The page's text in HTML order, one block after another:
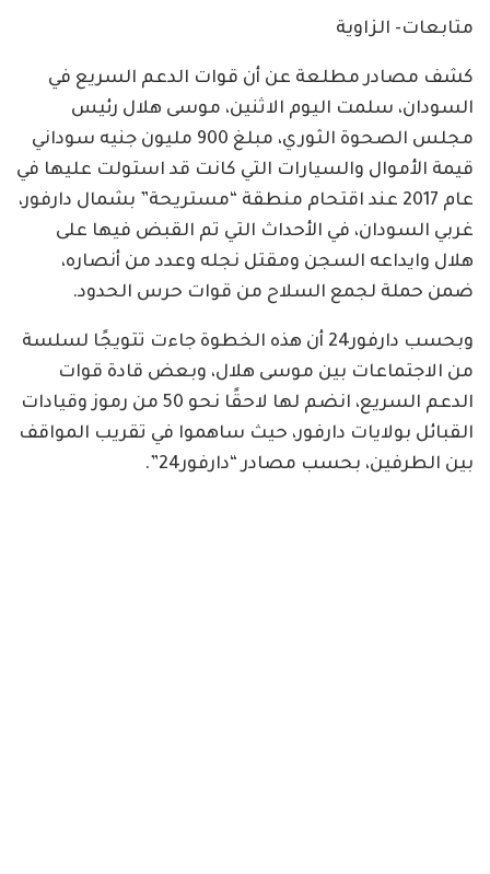
متابعات- الزاوية
كشف مصادر مطلعة عن أن قوات الدعم السريع في
السودان، سلمت اليوم الاثنين، موسى هلال رئيس
مجلس الصحوة الثوري، مبلغ 900 مليون جنيه سوداني
قيمة الأموال والسيارات التي كانت قد استولت عليها في
عام 2017 عند اقتحام منطقة “مستريحة” بشمال دارفور،
غربي السودان، في الأحداث التي تم القبض فيها على
هلال وايداعه السجن ومقتل نجله وعدد من أنصاره،
ضمن حملة لجمع السلاح من قوات حرس الحدود.
وبحسب دارفور24 أن هذه الخطوة جاءت تتويجًا لسلسة
من الاجتماعات بين موسى هلال، وبعض قادة قوات
الدعم السريع، انضم لها لاحقًا نحو 50 من رموز وقيادات
القبائل بولايات دارفور، حيث ساهموا في تقريب المواقف
بين الطرفين، بحسب مصادر “دارفور24”.